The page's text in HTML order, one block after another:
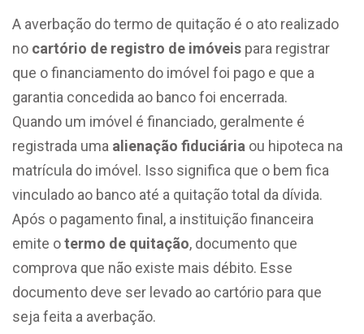
A averbação do termo de quitação é o ato realizado
no cartório de registro de imóveis para registrar
que o financiamento do imóvel foi pago e que a
garantia concedida ao banco foi encerrada.
Quando um imóvel é financiado, geralmente é
registrada uma alienação fiduciária ou hipoteca na
matrícula do imóvel. Isso significa que o bem fica
vinculado ao banco até a quitação total da dívida.
Após o pagamento final, a instituição financeira
emite otermo de quitação, documento que
comprova que não existe mais débito. Esse
documento deve ser levado ao cartório para que
seja feita a averbação.